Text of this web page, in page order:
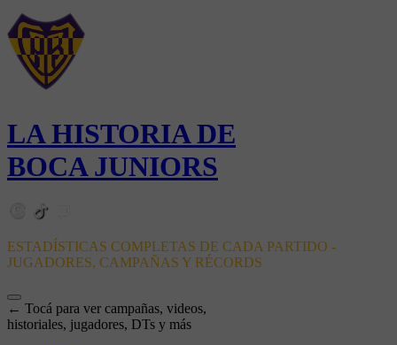
LA HISTORIA DE
BOCA JUNIORS
ESTADÍSTICAS COMPLETAS DE CADA PARTIDO -
JUGADORES, CAMPAÑAS Y RÉCORDS
← Tocá para ver campañas, videos,
historiales, jugadores, DTs y más